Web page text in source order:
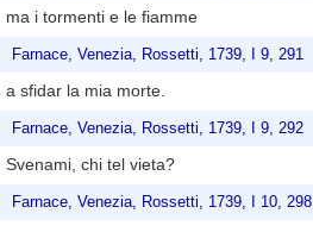
ma i tormenti e le fiamme
Farnace, Venezia, Rossetti, 1739, I 9, 291
a sfidar la mia morte.
Farnace, Venezia, Rossetti, 1739, I 9, 292
Svenami, chi tel vieta?
Farnace, Venezia, Rossetti, 1739, I 10, 298